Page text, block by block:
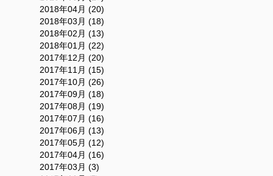
2018年04月 (20)
2018年03月 (18)
2018年02月 (13)
2018年01月 (22)
2017年12月 (20)
2017年11月 (15)
2017年10月 (26)
2017年09月 (18)
2017年08月 (19)
2017年07月 (16)
2017年06月 (13)
2017年05月 (12)
2017年04月 (16)
2017年03月 (3)